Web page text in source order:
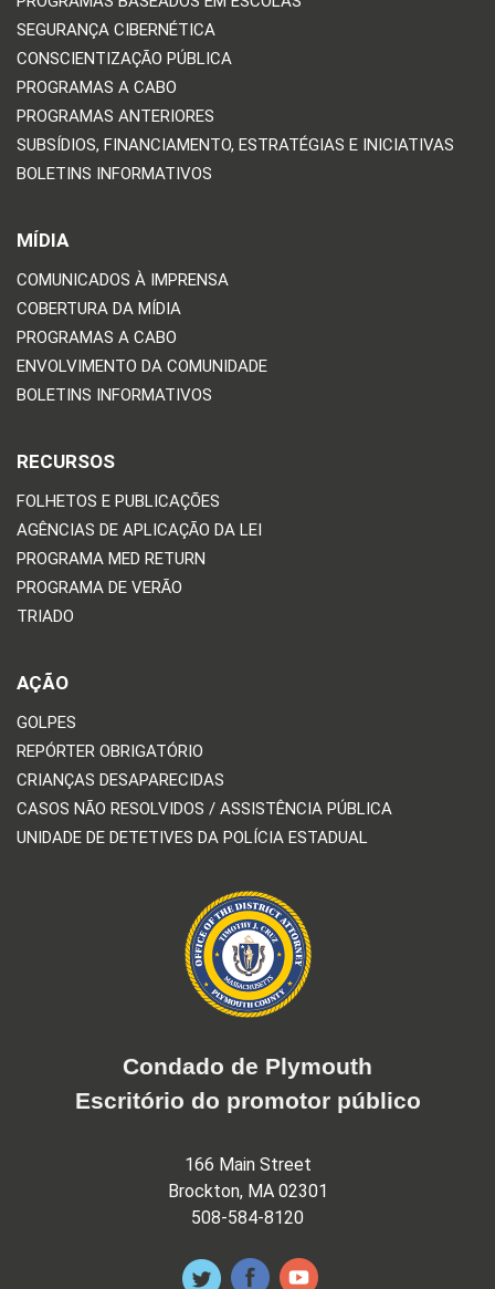
SEGURANÇA CIBERNÉTICA
CONSCIENTIZAÇÃO PÚBLICA
PROGRAMAS A CABO
PROGRAMAS ANTERIORES
SUBSÍDIOS, FINANCIAMENTO, ESTRATÉGIAS E INICIATIVAS
BOLETINS INFORMATIVOS
MÍDIA
COMUNICADOS À IMPRENSA
COBERTURA DA MÍDIA
PROGRAMAS A CABO
ENVOLVIMENTO DA COMUNIDADE
BOLETINS INFORMATIVOS
RECURSOS
FOLHETOS E PUBLICAÇÕES
AGÊNCIAS DE APLICAÇÃO DA LEI
PROGRAMA MED RETURN
PROGRAMA DE VERÃO
TRIADO
AÇÃO
GOLPES
REPÓRTER OBRIGATÓRIO
CRIANÇAS DESAPARECIDAS
CASOS NÃO RESOLVIDOS / ASSISTÊNCIA PÚBLICA
UNIDADE DE DETETIVES DA POLÍCIA ESTADUAL
Condado de Plymouth
Escritório do promotor público
166 Main Street
Brockton, MA 02301
508-584-8120